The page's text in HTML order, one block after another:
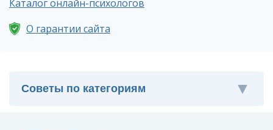
Каталог онлайн-психологов
О гарантии сайта